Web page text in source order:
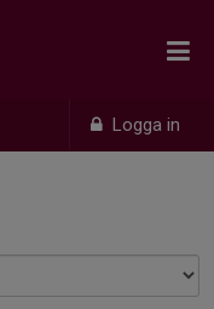
Logga in